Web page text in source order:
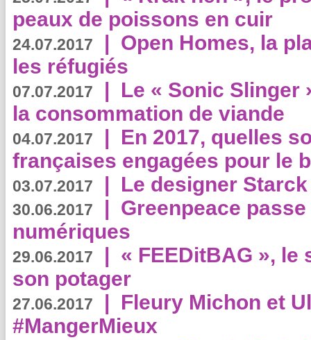
peaux de poissons en cuir
24.07.2017 | Open Homes, la
les réfugiés
07.07.2017 | Le « Sonic Slinger
la consommation de viande
04.07.2017 | En 2017, quelles
françaises engagées pour le
03.07.2017 | Le designer
30.06.2017 | Greenpeace
numériques
29.06.2017 | « FEEDitBAG », le
son potager
27.06.2017 | Fleury Michon et
#MangerMieux